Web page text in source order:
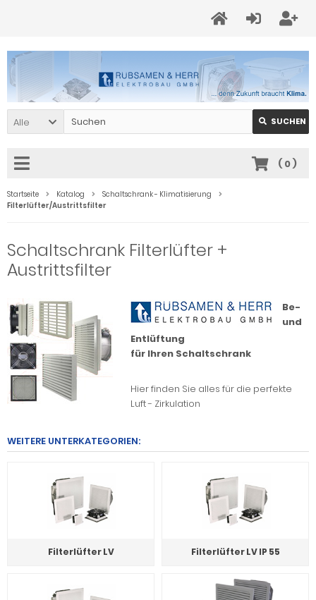
Alle SUCHEN
( 0)
Startseite Katalog
Schaltschrank - Klimatisierung
Filterlüfter/Austrittsfilter
Schaltschrank Filterlüfter +
Austrittsfilter
Be-
und
Entlüftung
für Ihren Schaltschrank
Hier finden Sie alles für die perfekte
Luft - Zirkulation
WEITERE UNTERKATEGORIEN:
Filterlüfter LV Filterlüfter LV IP 55